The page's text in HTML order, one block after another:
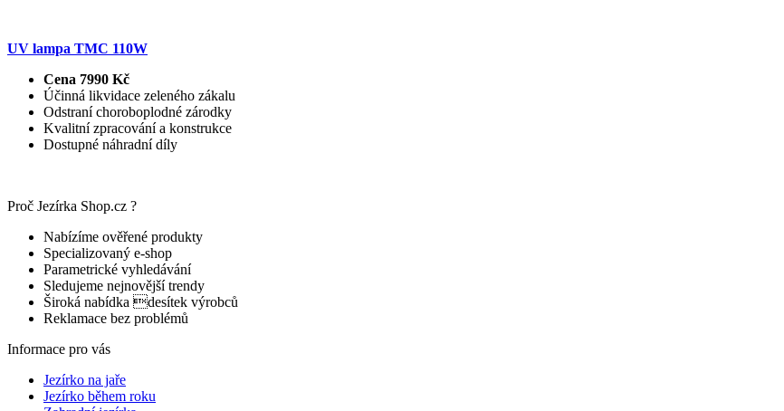
UV lampa TMC 110W
Cena 7990 Kč
Účinná likvidace zeleného zákalu
Odstraní choroboplodné zárodky
Kvalitní zpracování a konstrukce
Dostupné náhradní díly
Proč Jezírka Shop.cz ?
Nabízíme ověřené produkty
Specializovaný e-shop
Parametrické vyhledávání
Sledujeme nejnovější trendy
Široká nabídka desítek výrobců
Reklamace bez problémů
Informace pro vás
Jezírko na jaře
Jezírko během roku